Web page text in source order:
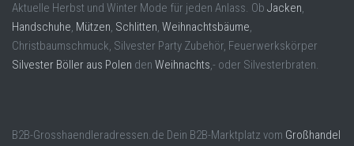
Aktuelle Herbst und Winter Mode für jeden Anlass. Ob Jacken,
Handschuhe, Mützen, Schlitten, Weihnachtsbäume,
Christbaumschmuck, Silvester Party Zubehör, Feuerwerkskörper
Silvester Böller aus Polen den Weihnachts,- oder Silvesterbraten.
B2B-Grosshaendleradressen.de Dein B2B-Marktplatz vom Großhandel